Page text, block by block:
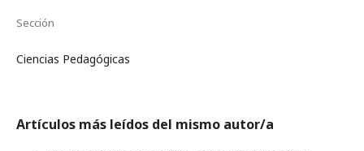
Sección
Ciencias Pedagógicas
Artículos más leídos del mismo autor/a